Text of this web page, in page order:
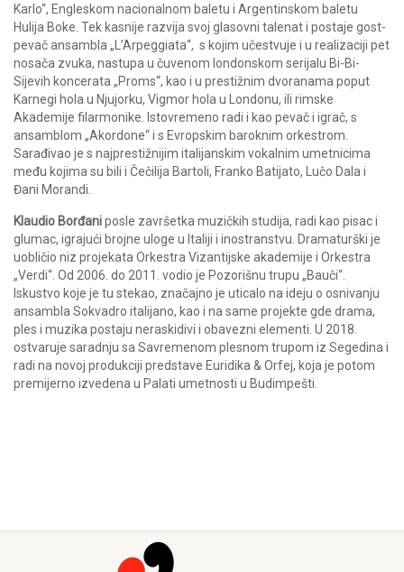
Karlo“, Engleskom nacionalnom baletu i Argentinskom baletu
Hulija Boke. Tek kasnije razvija svoj glasovni talenat i postaje gost-
pevač ansambla „L’Arpeggiata“, s kojim učestvuje i u realizaciji pet
nosača zvuka, nastupa u čuvenom londonskom serijalu Bi-Bi-
Sijevih koncerata „Proms“, kao i u prestižnim dvoranama poput
Karnegi hola u Njujorku, Vigmor hola u Londonu, ili rimske
Akademije filarmonike. Istovremeno radi i kao pevač i igrač, s
ansamblom „Akordone“ i s Evropskim baroknim orkestrom.
Sarađivao je s najprestižnijim italijanskim vokalnim umetnicima
među kojima su bili i Čečilija Bartoli, Franko Batijato, Lučo Dala i
Đani Morandi.
Klaudio Borđaniposle završetka muzičkih studija, radi kao pisac i
glumac, igrajući brojne uloge u Italiji i inostranstvu. Dramaturški je
uobličio niz projekata Orkestra Vizantijske akademije i Orkestra
„Verdi“. Od 2006. do 2011. vodio je Pozorišnu trupu „Bauči“.
Iskustvo koje je tu stekao, značajno je uticalo na ideju o osnivanju
ansambla Sokvadro italijano, kao i na same projekte gde drama,
ples i muzika postaju neraskidivi i obavezni elementi. U 2018.
ostvaruje saradnju sa Savremenom plesnom trupom iz Segedina i
radi na novoj produkciji predstave Euridika & Orfej, koja je potom
premijerno izvedena u Palati umetnosti u Budimpešti.